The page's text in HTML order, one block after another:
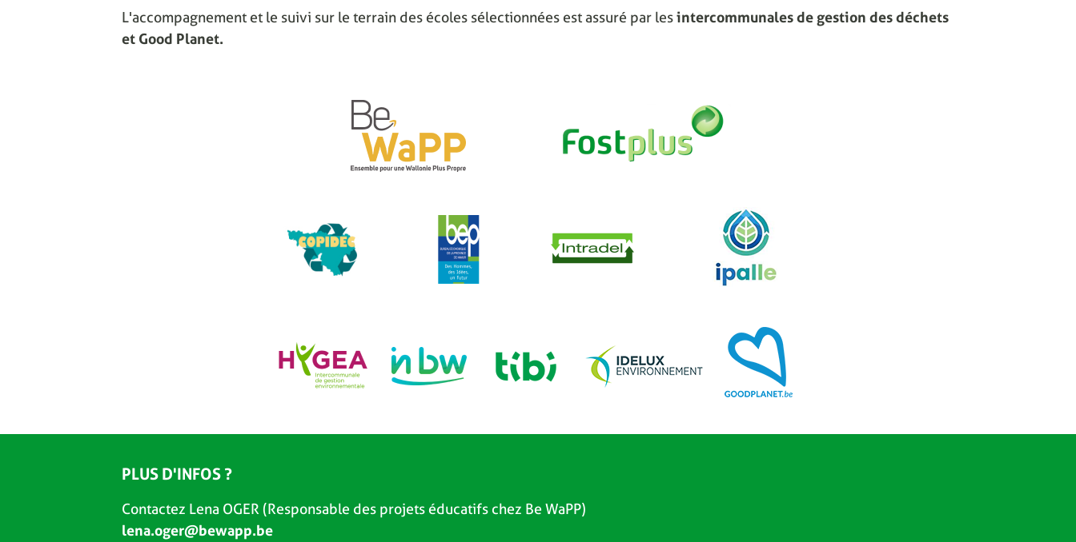
L'accompagnement et le suivi sur le terrain des écoles sélectionnées est assuré par lesintercommunales de gestion des déchets
et Good Planet.
PLUS D'INFOS ?
Contactez Lena OGER (Responsable des projets éducatifs chez Be WaPP)
lena.oger@bewapp.be